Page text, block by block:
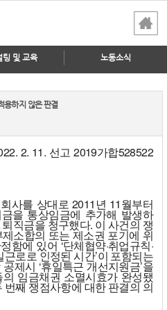
팅 및 교육 노동소식
용하지 않은 판결
2. 11. 선고 2019가합528522
사를 상대로 2011년 11월부터
을 통상임금에 추가해 발생하
퇴직금을 청구했다. 이 사건의 쟁
소합의 또는 제소권 포기에 위
에 있어 ‘단체협약·취업규칙·
근로로 인정된 시간’이 포함되는
제시 ‘휴일특근 개선지원금’을
임금채권 소멸시효가 완성됐
번째 쟁점사항에 대한 판결의 의